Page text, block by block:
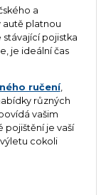
a
autě platnou
pojistka
je ideální čas
ručení,
různých
vašim
pojištění je vaší
cokoli